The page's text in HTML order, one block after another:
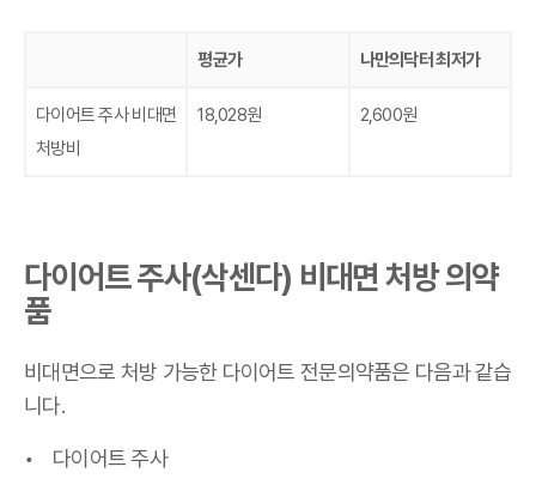
평균가 나만의닥터 최저가
다이어트 주사 비대면
처방비
18,028원 2,600원
다이어트 주사(삭센다) 비대면 처방 의약
품
비대면으로 처방 가능한 다이어트 전문의약품은 다음과 같습
니다.
다이어트 주사